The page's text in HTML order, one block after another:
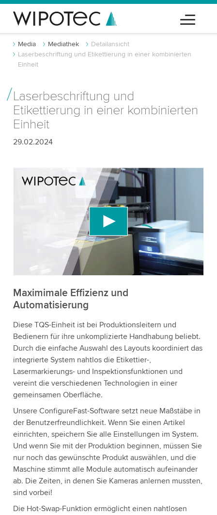
Media Mediathek
Detailansicht
Laserbeschriftung und Etikettierung in einer kombinierten
Einheit
Laserbeschriftung und
Etikettierung in einer kombinierten
Einheit
29.02.2024
Wir benötigen Ihre Zustimmung, um den
YouTube-Videodienst zu laden!
Wir verwenden einen Drittanbieterdienst, um
Videoinhalte einzubetten, der Daten über Ihre
Aktivitäten sammeln kann. Bitte überprüfen Sie
die Details und akzeptieren Sie den Dienst, um
dieses Video anzusehen.
Weitere Informationen
Maximimale Effizienz und
Automatisierung
Diese TQS-Einheit ist bei Produktionsleitern und
Bedienern für ihre unkomplizierte Handhabung beliebt.
Durch die einfache Auswahl des Layouts koordiniert das
integrierte System nahtlos die Etikettier-,
Lasermarkierungs- und Inspektionsfunktionen und
vereint die verschiedenen Technologien in einer
gemeinsamen Oberfläche.
Unsere ConfigureFast-Software setzt neue Maßstäbe in
der Benutzerfreundlichkeit. Wenn Sie einen Artikel
einrichten, speichern Sie alle Einstellungen im System.
Und wenn Sie mit der Produktion beginnen, müssen Sie
nur noch das gewünschte Produkt auswählen, und die
Maschine stimmt alle Module automatisch aufeinander
ab. Die Zeiten, in denen Sie Kameras anlernen mussten,
sind vorbei!
Die Hot-Swap-Funktion ermöglicht einen nahtlosen